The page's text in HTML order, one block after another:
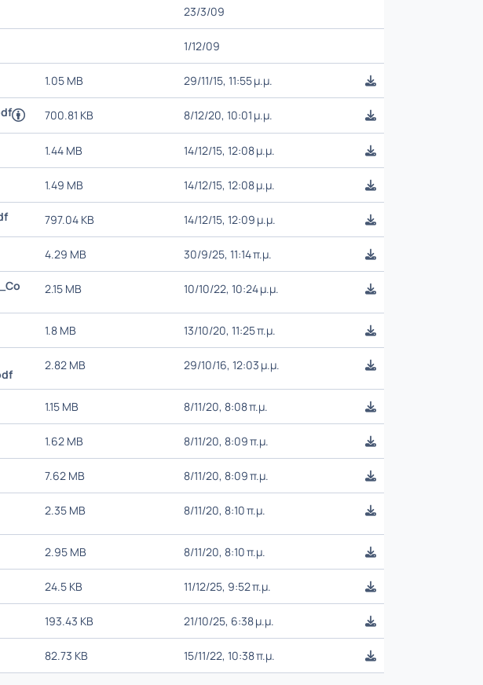
23/3/09
1/12/09
1.05 MB 29/11/15, 11:55 μ.μ.
700.81 KB 8/12/20, 10:01 μ.μ.
1.44 MB 14/12/15, 12:08 μ.μ.
1.49 MB 14/12/15, 12:08 μ.μ.
797.04 KB 14/12/15, 12:09 μ.μ.
4.29 MB 30/9/25, 11:14 π.μ.
2.15 MB 10/10/22, 10:24 μ.μ.
1.8 MB 13/10/20, 11:25 π.μ.
2.82 MB 29/10/16, 12:03 μ.μ.
1.15 MB 8/11/20, 8:08 π.μ.
1.62 MB 8/11/20, 8:09 π.μ.
7.62 MB 8/11/20, 8:09 π.μ.
2.35 MB 8/11/20, 8:10 π.μ.
2.95 MB 8/11/20, 8:10 π.μ.
24.5 KB 11/12/25, 9:52 π.μ.
193.43 KB 21/10/25, 6:38 μ.μ.
82.73 KB 15/11/22, 10:38 π.μ.